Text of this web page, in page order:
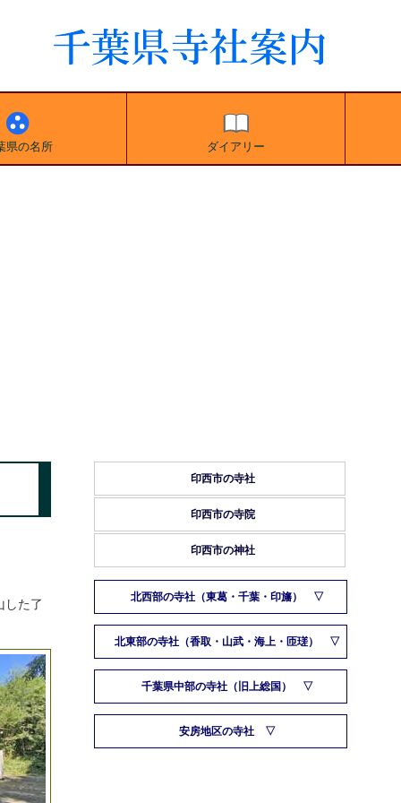
県の名所 ダイアリー
した了
印西市の寺社
印西市の寺院
印西市の神社
北西部の寺社（東葛・千葉・印旛）
北東部の寺社（香取・山武・海上・匝瑳）
千葉県中部の寺社（旧上総国）
安房地区の寺社